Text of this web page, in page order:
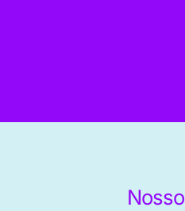
Nosso